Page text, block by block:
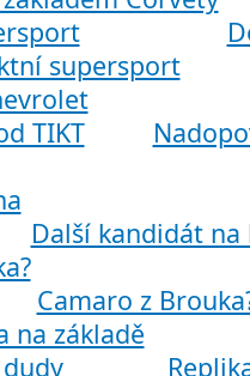
supersport
Další kandidát
Camaro z